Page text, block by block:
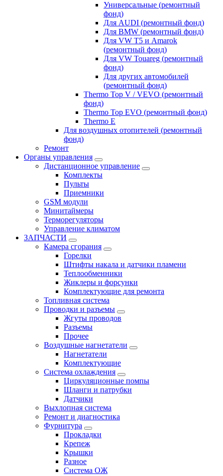
Универсальные (ремонтный
фонд)
Для AUDI (ремонтный фонд)
Для BMW (ремонтный фонд)
Для VW T5 и Amarok
(ремонтный фонд)
Для VW Touareg (ремонтный
фонд)
Для других автомобилей
(ремонтный фонд)
Thermo Top V / VEVO (ремонтный
фонд)
Thermo Top EVO (ремонтный фонд)
Thermo E
Для воздушных отопителей (ремонтный
фонд)
Ремонт
Органы управления
Дистанционное управление
Комплекты
Пульты
Приемники
GSM модули
Минитаймеры
Терморегуляторы
Управление климатом
ЗАПЧАСТИ
Камера сгорания
Горелки
Штифты накала и датчики пламени
Теплообменники
Жиклеры и форсунки
Комплектующие для ремонта
Топливная система
Проводки и разъемы
Жгуты проводов
Разъемы
Прочее
Воздушные нагнетатели
Нагнетатели
Комплектующие
Система охлаждения
Циркуляционные помпы
Шланги и патрубки
Датчики
Выхлопная система
Ремонт и диагностика
Фурнитура
Прокладки
Крепеж
Крышки
Разное
Система ОЖ